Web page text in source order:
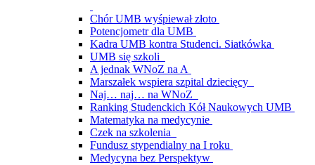
Chór UMB wyśpiewał złoto
Potencjometr dla UMB
Kadra UMB kontra Studenci. Siatkówka
UMB się szkoli
A jednak WNoZ na A
Marszałek wspiera szpital dziecięcy
Naj… naj… na WNoZ
Ranking Studenckich Kół Naukowych UMB
Matematyka na medycynie
Czek na szkolenia
Fundusz stypendialny na I roku
Medycyna bez Perspektyw